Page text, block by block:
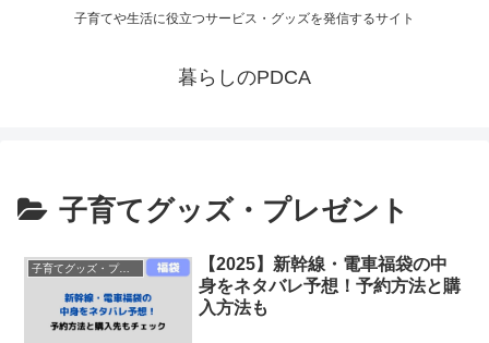
子育てや生活に役立つサービス・グッズを発信するサイト
暮らしのPDCA
子育てグッズ・プレゼント
子育てグッズ・プレゼント
【2025】新幹線・電車福袋の中
身をネタバレ予想！予約方法と購
入方法も